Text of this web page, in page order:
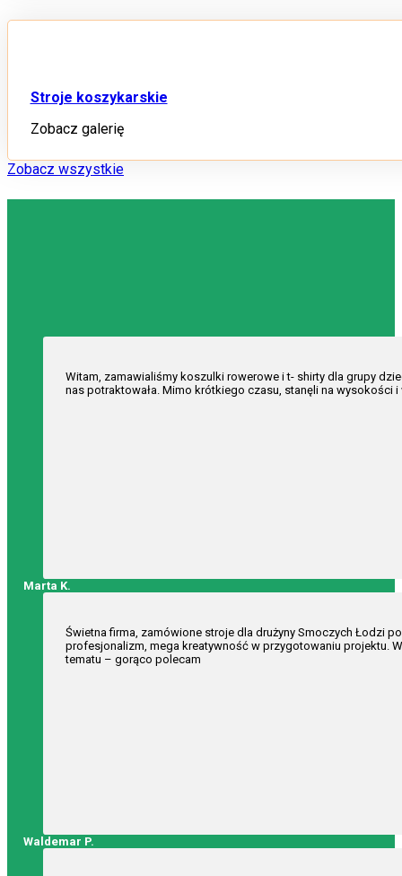
Stroje koszykarskie
Zobacz galerię
Zobacz wszystkie
Witam, zamawialiśmy koszulki rowerowe i t- shirty dla grupy
nas potraktowała. Mimo krótkiego czasu, stanęli na wysokości
Marta K.
Świetna firma, zamówione stroje dla drużyny Smoczych Łodzi
profesjonalizm, mega kreatywność w przygotowaniu projektu.
tematu – gorąco polecam
Waldemar P.